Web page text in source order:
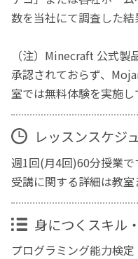
数を当社にて調査した結
（注）Minecraft 公式
承認されておらず、
室では無料体験を実施し
レッスンスケジ
週1回(月4回)60分授業で
受講に関する詳細は教室
身につくスキル
プログラミング能力検定